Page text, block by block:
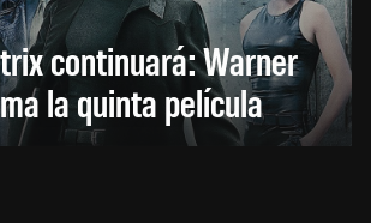
continuará: Warner
la quinta película